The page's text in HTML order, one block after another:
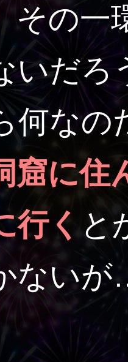
その一
いだろ
何なの
窟に住
行くと
ない